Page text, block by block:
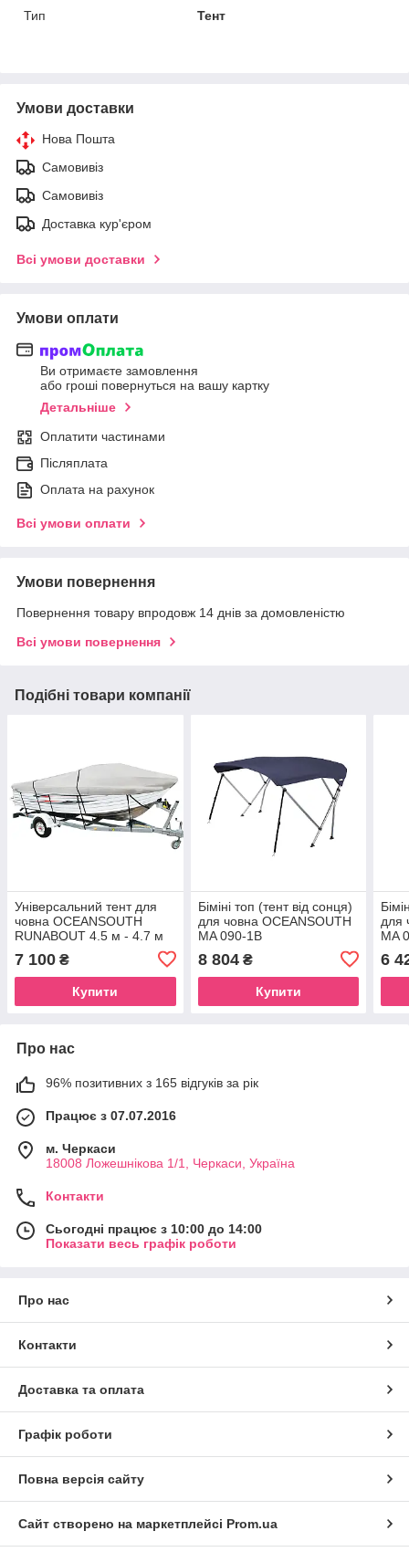
Тип
Тент
Умови доставки
Нова Пошта
Самовивіз
Самовивіз
Доставка кур'єром
Всі умови доставки
Умови оплати
Ви отримаєте замовлення
або гроші повернуться на вашу картку
Детальніше
Оплатити частинами
Післяплата
Оплата на рахунок
Всі умови оплати
Умови повернення
Повернення товару впродовж 14 днів за домовленістю
Всі умови повернення
Подібні товари компанії
Універсальний тент для
човна OCEANSOUTH
RUNABOUT 4.5 м - 4.7 м
7 100 ₴
Купити
Біміні топ (тент від сонця)
для човна OCEANSOUTH
MA 090-1B
8 804₴
Купити
для
MA
6
Про нас
96% позитивних з 165 відгуків за рік
Працює з 07.07.2016
м. Черкаси
18008 Ложешнікова 1/1, Черкаси, Україна
Контакти
Сьогодні працює з 10:00 до 14:00
Показати весь графік роботи
Про нас
Контакти
Доставка та оплата
Графік роботи
Повна версія сайту
Сайт створено на маркетплейсі Prom.ua